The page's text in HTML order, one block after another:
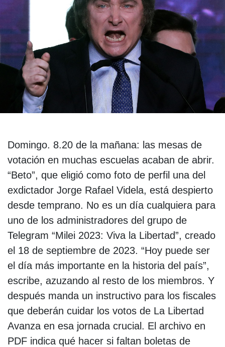
Domingo. 8.20 de la mañana: las mesas de
votación en muchas escuelas acaban de abrir.
“Beto”, que eligió como foto de perfil una del
exdictador Jorge Rafael Videla, está despierto
desde temprano. No es un día cualquiera para
uno de los administradores del grupo de
Telegram “Milei 2023: Viva la Libertad”, creado
el 18 de septiembre de 2023. “Hoy puede ser
el día más importante en la historia del país”,
escribe, azuzando al resto de los miembros. Y
después manda un instructivo para los fiscales
que deberán cuidar los votos de La Libertad
Avanza en esa jornada crucial. El archivo en
PDF indica qué hacer si faltan boletas de